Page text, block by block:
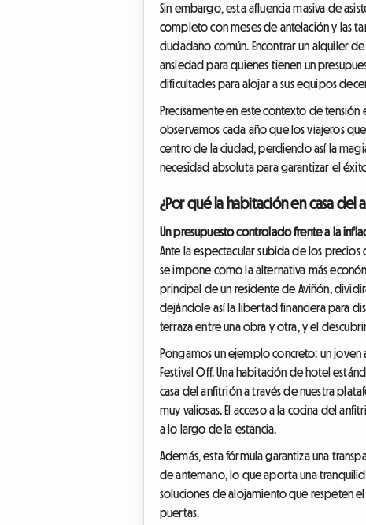
Sin embargo, esta afluencia masiva de
completo con meses de antelación y las
ciudadano común. Encontrar un alquiler
ansiedad para quienes tienen un
dificultades para alojar a sus equipos
Precisamente en este contexto de
observamos cada año que los viajeros
centro de la ciudad, perdiendo así la
necesidad absoluta para garantizar el
¿Por qué la habitación en casa
Un presupuesto controlado frente a la
Ante la espectacular subida de los
se impone como la alternativa más
principal de un residente de Aviñón,
dejándole así la libertad financiera para
terraza entre una obra y otra, y el
Pongamos un ejemplo concreto: un
Festival Off. Una habitación de hotel
casa del anfitrión a través de nuestra
muy valiosas. El acceso a la cocina del
a lo largo de la estancia.
Además, esta fórmula garantiza una
de antemano, lo que aporta una
soluciones de alojamiento que respeten
puertas.